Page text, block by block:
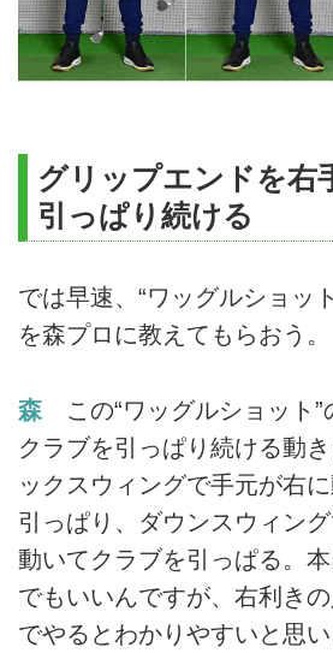
グリップエンドを右
引っぱり続ける
では早速、“ワッグルショッ
を森プロに教えてもらおう。
森 この“ワッグルショット”
クラブを引っぱり続ける動
ックスウィングで手元が右
引っぱり、ダウンスウィン
動いてクラブを引っぱる。
でもいいんですが、右利き
でやるとわかりやすいと思